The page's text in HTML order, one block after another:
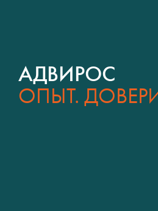
АДВИРОС
ОПЫТ.